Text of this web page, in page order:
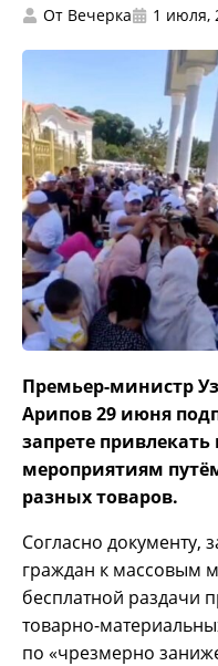
От Вечерка 1 июля,
Премьер-министр
Арипов 29 июня
запрете
мероприятиям
разных товаров.
Согласно документу,
граждан к массовым
бесплатной раздачи
товарно-
по «чрезмерно